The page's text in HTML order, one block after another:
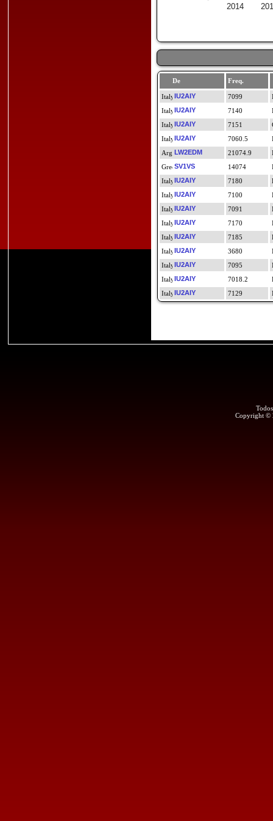
2014
De Freq.
IU2AIY
7099
IU2AIY
7140
IU2AIY
7151
IU2AIY
7060.5
LW2EDM
21074.9
SV1VS
14074
IU2AIY
7180
IU2AIY
7100
IU2AIY
7091
IU2AIY
7170
IU2AIY
7185
IU2AIY
3680
IU2AIY
7095
IU2AIY
7018.2
IU2AIY
7129
Copyright ©